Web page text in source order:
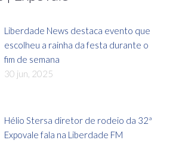
Liberdade News destaca evento que
escolheu a rainha da festa durante o
fim de semana
30 jun, 2025
Hélio Stersa diretor de rodeio da 32ª
Expovale fala na Liberdade FM